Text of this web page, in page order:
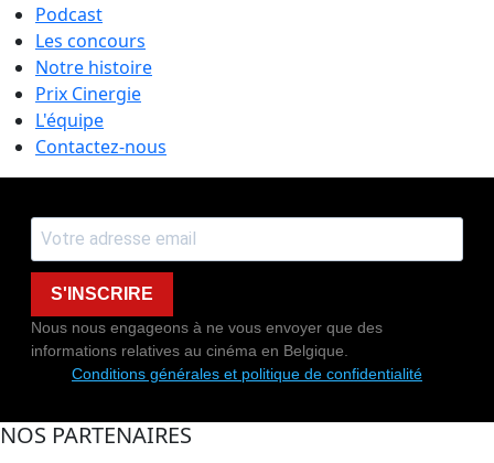
Podcast
Les concours
Notre histoire
Prix Cinergie
L'équipe
Contactez-nous
S'INSCRIRE
Nous nous engageons à ne vous envoyer que des
informations relatives au cinéma en Belgique.
Conditions générales et politique de confidentialité
NOS PARTENAIRES